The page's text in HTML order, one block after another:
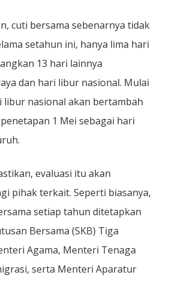
cuti bersama sebenarnya tidak
setahun ini, hanya lima hari
13 hari lainnya
dan hari libur nasional. Mulai
libur nasional akan bertambah
1 Mei sebagai hari
evaluasi itu akan
pihak terkait. Seperti biasanya,
setiap tahun ditetapkan
Bersama (SKB) Tiga
Agama, Menteri Tenaga
serta Menteri Aparatur